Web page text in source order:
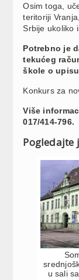
Osim toga,
teritoriji
Srbije ukoliko
Potrebno je
tekućeg
škole o
Konkurs za
Više
017/414-796.
Pogledajte
u sali